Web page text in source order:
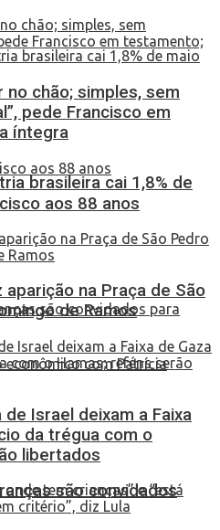
brasileira cai 1,8% de
são convidados
no chão; simples, sem
pede Francisco em
íntegra
aos 88 anos
na Praça de São
de Ramos
Israel deixam a Faixa
da trégua com o
libertados